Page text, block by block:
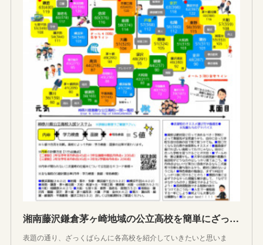
湘南藤沢鎌倉茅ヶ崎地域の公立高校を簡単にざっくばらんに紹介していきます【前編】
表題の通り、ざっくばらんに各高校を紹介していきたいと思いま